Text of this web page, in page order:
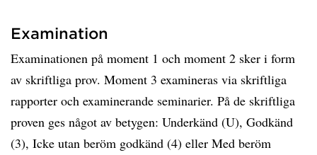
Examination
Examinationen på moment 1 och moment 2 sker i form
av skriftliga prov. Moment 3 examineras via skriftliga
rapporter och examinerande seminarier. På de skriftliga
proven ges något av betygen: Underkänd (U), Godkänd
(3), Icke utan beröm godkänd (4) eller Med beröm